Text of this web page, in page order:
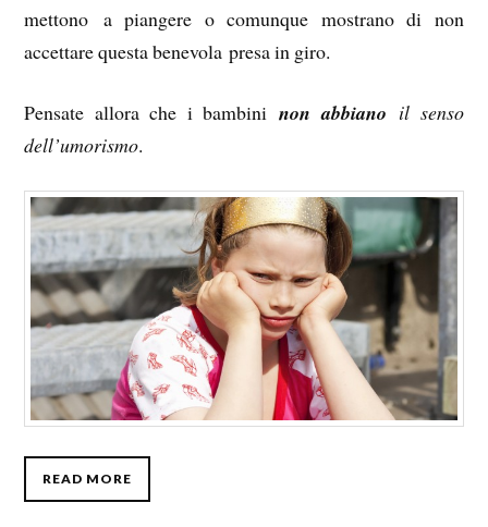
mettono a piangere o comunque mostrano di non
accettare questa benevola presa in giro.
Pensate allora che i bambininon abbiano il senso
dell’umorismo.
READ MORE